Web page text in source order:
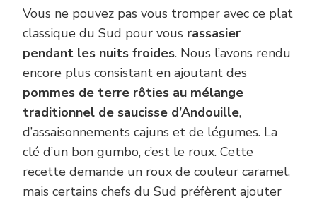
Vous ne pouvez pas vous tromper avec ce plat
classique du Sud pour vous rassasier
pendant les nuits froides. Nous l’avons rendu
encore plus consistant en ajoutant des
pommes de terre rôties au mélange
traditionnel de saucisse d’Andouille,
d’assaisonnements cajuns et de légumes. La
clé d’un bon gumbo, c’est le roux. Cette
recette demande un roux de couleur caramel,
mais certains chefs du Sud préfèrent ajouter